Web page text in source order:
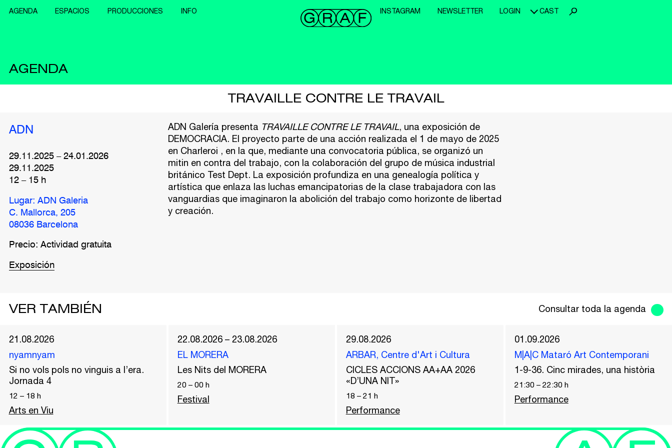
AGENDA ESPACIOS PRODUCCIONES INFO INSTAGRAM NEWSLETTER LOGIN CAST
AGENDA
TRAVAILLE CONTRE LE TRAVAIL
ADN
29.11.2025– 24.01.2026
29.11.2025
12– 15h
Lugar: ADN Galeria
C. Mallorca, 205
08036 Barcelona
Precio: Actividad gratuita
Exposición
ADN Galería presenta TRAVAILLE CONTRE LE TRAVAIL, una exposición de
DEMOCRACIA. El proyecto parte de una acción realizada el 1 de mayo de 2025
en Charleroi , en la que, mediante una convocatoria pública, se organizó un
mitin en contra del trabajo, con la colaboración del grupo de música industrial
británico Test Dept. La exposición profundiza en una genealogía política y
artística que enlaza las luchas emancipatorias de la clase trabajadora con las
vanguardias que imaginaron la abolición del trabajo como horizonte de libertad
y creación.
VER TAMBIÉN Consultar toda la agenda
21.08.2026
nyamnyam
Si no vols pols no vinguis a l’era.
Jornada 4
12 – 18 h
Arts en Viu
22.08.2026 – 23.08.2026
EL MORERA
Les Nits del MORERA
20– 00h
Festival
29.08.2026
ARBAR, Centre d'Art i Cultura
CICLES ACCIONS AA+AA 2026
«D’UNA NIT»
18 – 21 h
Performance
01.09.2026
M|A|C Mataró Art Contemporani
1-9-36. Cinc mirades, una història
21:30– 22:30h
Performance